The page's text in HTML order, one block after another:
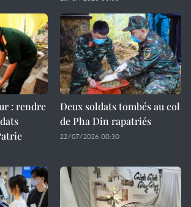
: rendre
Deux soldats tombés au col
de Pha Din rapatriés
22/07/2026 00:30